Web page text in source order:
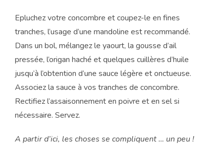
Epluchez votre concombre et coupez-le en fines
tranches, l’usage d’une mandoline est recommandé.
Dans un bol, mélangez le yaourt, la gousse d’ail
pressée, l’origan haché et quelques cuillères d’huile
jusqu’à l’obtention d’une sauce légère et onctueuse.
Associez la sauce à vos tranches de concombre.
Rectifiez l’assaisonnement en poivre et en sel si
nécessaire. Servez.
A partir d’ici, les choses se compliquent … un peu !